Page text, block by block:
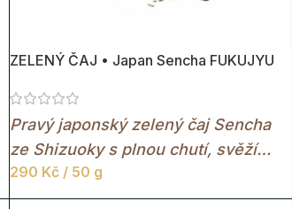
ZELENÝ ČAJ • Japan Sencha FUKUJYU
Pravý japonský zelený čaj Sencha
ze Shizuoky s plnou chutí, svěží
travnatostí a příjemně výrazným
charakterem pro každý den.
290 Kč/ 50 g